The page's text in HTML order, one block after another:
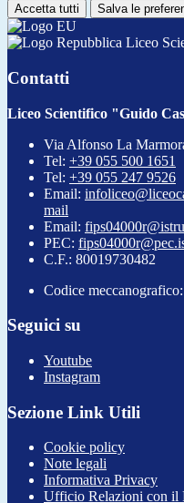
Accetta tutti Salva le
Liceo
Contatti
Liceo Scientifico "Guido
Via Alfonso La
Tel: +39 055 500 1651
Tel: +39 055 247 9526
Email:
mail
Email:
PEC:
C.F.: 80019730482
Codice
Seguici su
Youtube
Instagram
Sezione Link Utili
Cookie policy
Note legali
Informativa Privacy
Ufficio Relazioni con il